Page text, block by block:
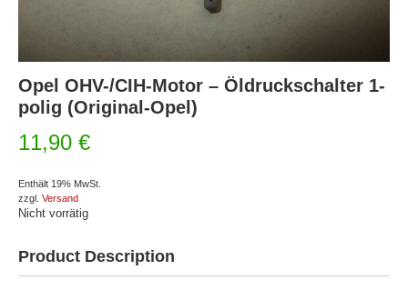
Opel OHV-/CIH-Motor – Öldruckschalter 1-
polig (Original-Opel)
11,90 €
Enthält 19% MwSt.
zzgl. Versand
Nicht vorrätig
Product Description